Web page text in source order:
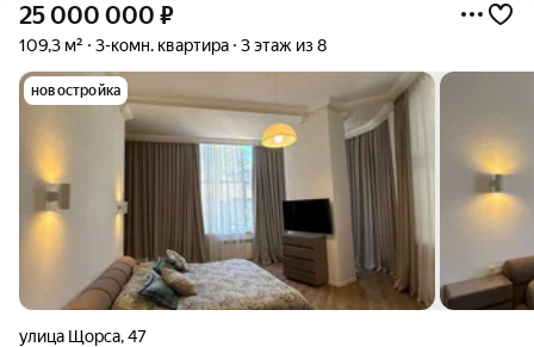
25 000 000 ₽
109,3 м² 3-комн. квартира 3 этаж из 8
новостройка
улица Щорса,47